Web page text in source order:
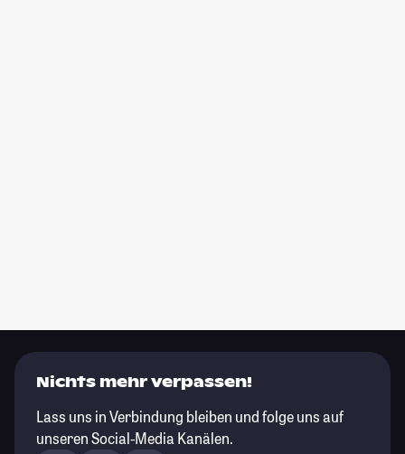
Nichts mehr verpassen!
Lass uns in Verbindung bleiben und folge uns auf
unseren Social-Media Kanälen.